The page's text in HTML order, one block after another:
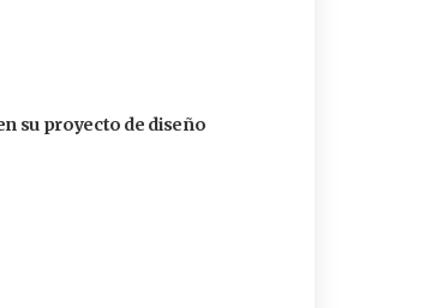
su proyecto de diseño